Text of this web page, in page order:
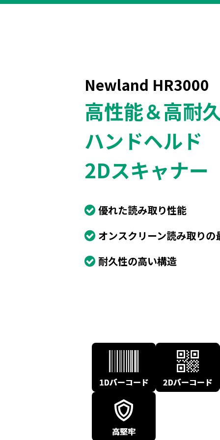
Newland HR3000
高性能＆高耐
ハンドヘルド
2Dスキャナー
優れた読み取り性能
オンスクリーン読み取りの
耐久性の高い構造